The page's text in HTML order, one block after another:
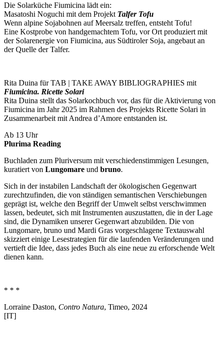
Die Solarküche Fiumicina lädt ein:
Masatoshi Noguchi mit dem Projekt Talfer Tofu
Wenn alpine Sojabohnen auf Meersalz treffen, entsteht Tofu!
Eine Kostprobe von handgemachtem Tofu, vor Ort produziert mit
der Solarenergie von Fiumicina, aus Südtiroler Soja, angebaut an
der Quelle der Talfer.
Rita Duina für TAB | TAKE AWAY BIBLIOGRAPHIES mit
Fiumicina. Ricette Solari
Rita Duina stellt das Solarkochbuch vor, das für die Aktivierung von
Fiumicina im Jahr 2025 im Rahmen des Projekts Ricette Solari in
Zusammenarbeit mit Andrea d’Amore entstanden ist.
Ab 13 Uhr
Plurima Reading
Buchladen zum Pluriversum mit verschiedenstimmigen Lesungen,
kuratiert von Lungomare und bruno.
Sich in der instabilen Landschaft der ökologischen Gegenwart
zurechtzufinden, die von ständigen semantischen Verschiebungen
geprägt ist, welche den Begriff der Umwelt selbst verschwimmen
lassen, bedeutet, sich mit Instrumenten auszustatten, die in der Lage
sind, die Dynamiken unserer Gegenwart abzubilden. Die von
Lungomare, bruno und Mardi Gras vorgeschlagene Textauswahl
skizziert einige Lesestrategien für die laufenden Veränderungen und
vertieft die Idee, dass jedes Buch als eine neue zu erforschende Welt
dienen kann.
* * *
Lorraine Daston, Contro Natura, Timeo, 2024
[IT]